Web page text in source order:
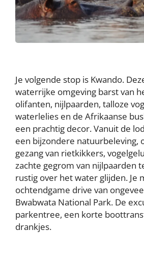
Je volgende stop is Kwando.
waterrijke omgeving barst van
olifanten, nijlpaarden, talloze
waterlelies en de Afrikaanse
een prachtig decor. Vanuit de
een bijzondere natuurbeleving,
gezang van rietkikkers,
zachte gegrom van nijlpaarden
rustig over het water glijden. Je
ochtendgame drive van
Bwabwata National Park. De
parkentree, een korte
drankjes.